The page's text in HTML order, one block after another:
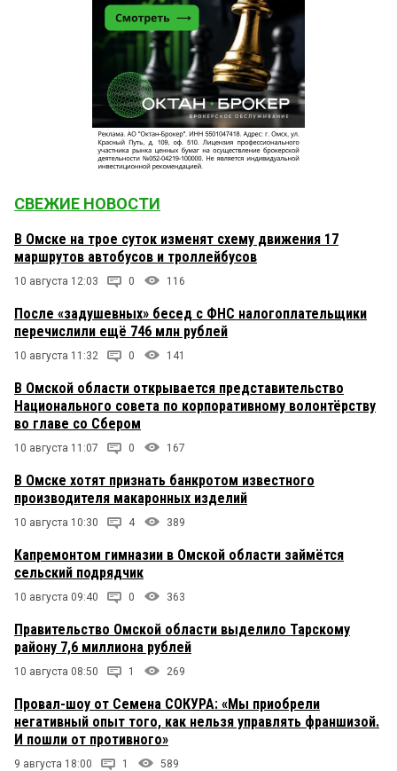
СВЕЖИЕ НОВОСТИ
В Омске на трое суток изменят схему движения 17
маршрутов автобусов и троллейбусов
10 августа 12:03 0 116
После «задушевных» бесед с ФНС налогоплательщики
перечислили ещё 746 млн рублей
10 августа 11:32 0 141
В Омской области открывается представительство
Национального совета по корпоративному волонтёрству
во главе со Сбером
10 августа 11:07 0 167
В Омске хотят признать банкротом известного
производителя макаронных изделий
10 августа 10:30 4 389
Капремонтом гимназии в Омской области займётся
сельский подрядчик
10 августа 09:40 0 363
Правительство Омской области выделило Тарскому
району 7,6 миллиона рублей
10 августа 08:50 1 269
Провал-шоу от Семена СОКУРА: «Мы приобрели
негативный опыт того, как нельзя управлять франшизой.
И пошли от противного»
9 августа 18:00 1 589